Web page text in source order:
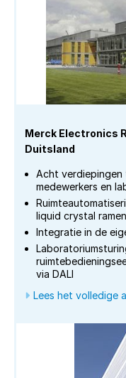
Merck Electronics
Duitsland
Acht
medewerkers en
liquid crystal
Integratie in de
via DALI
Lees het volledige